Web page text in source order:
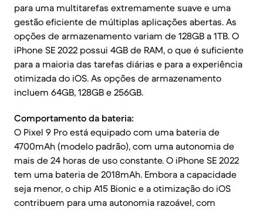
para uma multitarefas extremamente suave e uma
gestão eficiente de múltiplas aplicações abertas. As
opções de armazenamento variam de 128GB a 1TB. O
iPhone SE 2022 possui 4GB de RAM, o que é suficiente
para a maioria das tarefas diárias e para a experiência
otimizada do iOS. As opções de armazenamento
incluem 64GB, 128GB e 256GB.
Comportamento da bateria:
O Pixel 9 Pro está equipado com uma bateria de
4700mAh (modelo padrão), com uma autonomia de
mais de 24 horas de uso constante. O iPhone SE 2022
tem uma bateria de 2018mAh. Embora a capacidade
seja menor, o chip A15 Bionic e a otimização do iOS
contribuem para uma autonomia razoável, com